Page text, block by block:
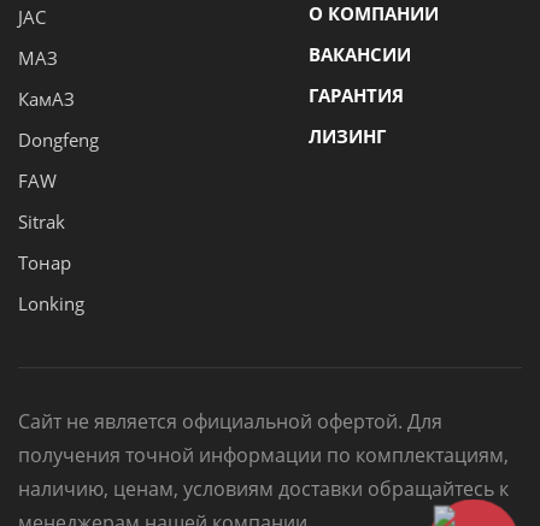
JAC
МАЗ
КамАЗ
Dongfeng
FAW
Sitrak
Тонар
Lonking
О КОМПАНИИ
ВАКАНСИИ
ГАРАНТИЯ
ЛИЗИНГ
Сайт не является официальной офертой. Для
получения точной информации по комплектациям,
наличию, ценам, условиям доставки обращайтесь к